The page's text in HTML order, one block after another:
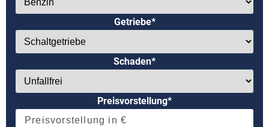
Getriebe*
Schaden*
Preisvorstellung*